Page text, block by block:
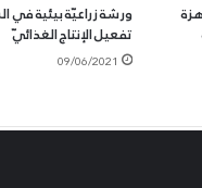
ورشة زراعيّة بيئية في
تفعيل الإنتاج الغذائيّ
09/06/2021